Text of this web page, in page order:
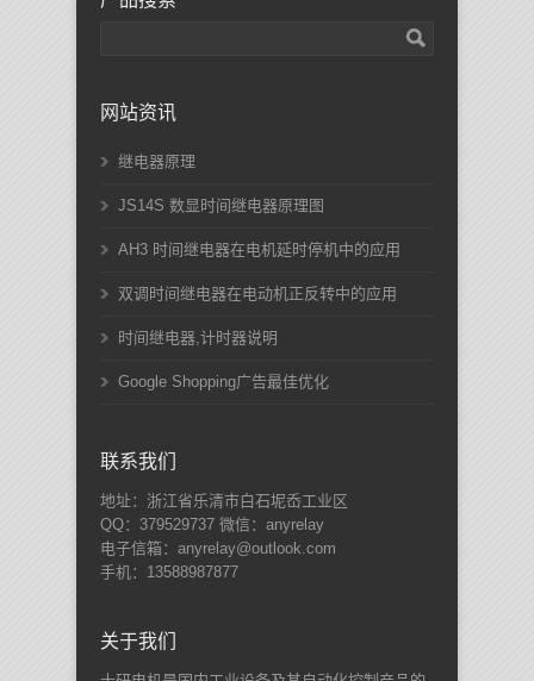
网站资讯
继电器原理
JS14S 数显时间继电器原理图
AH3 时间继电器在电机延时停机中的应用
双调时间继电器在电动机正反转中的应用
时间继电器,计时器说明
Google Shopping广告最佳优化
联系我们
地址：浙江省乐清市白石坭岙工业区
QQ：379529737 微信：anyrelay
电子信箱：anyrelay@outlook.com
手机：13588987877
关于我们